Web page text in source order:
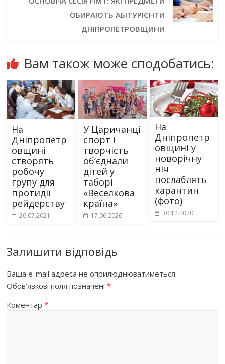
ОБИРАЮТЬ АБІТУРІЄНТИ
ДНІПРОПЕТРОВЩИНИ
Вам також може сподобатись:
На
Дніпропетр
овщині
створять
робочу
групу для
протидії
рейдерству
26.07.2021
У Царичанці
спорт і
творчість
об’єднали
дітей у
таборі
«Веселкова
країна»
17.06.2026
На
Дніпропетр
овщині у
новорічну
ніч
послаблять
карантин
(фото)
30.12.2020
Залишити відповідь
Ваша e-mail адреса не оприлюднюватиметься.
Обов’язкові поля позначені*
Коментар*